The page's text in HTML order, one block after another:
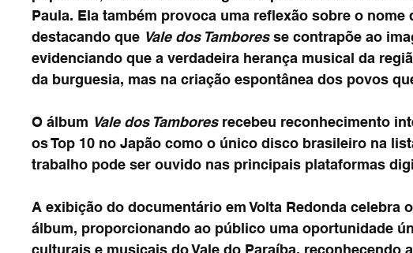
Paula. Ela também provoca uma reflexão sobre o nome
destacando que Vale dos Tambores se contrapõe ao
evidenciando que a verdadeira herança musical da
da burguesia, mas na criação espontânea dos povos
O álbum Vale dos Tambores recebeu reconhecimento
os Top 10 no Japão como o único disco brasileiro na
trabalho pode ser ouvido nas principais plataformas
A exibição do documentário em Volta Redonda celebra
álbum, proporcionando ao público uma oportunidade
culturais e musicais do Vale do Paraíba, reconhecendo